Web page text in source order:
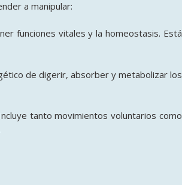
a manipular:
funciones vitales y la homeostasis. Está
de digerir, absorber y metabolizar los
tanto movimientos voluntarios como